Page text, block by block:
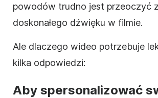
powodów trudno jest przeoczyć
doskonałego dźwięku w filmie.
Ale dlaczego wideo potrzebuje
kilka odpowiedzi:
Aby spersonalizować